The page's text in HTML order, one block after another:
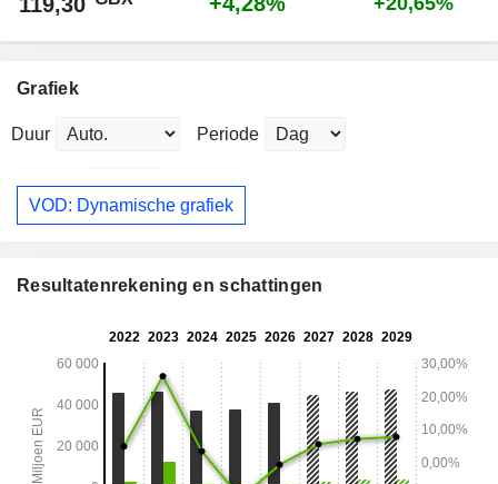
Grafiek
Duur Periode
VOD: Dynamische grafiek
Resultatenrekening en schattingen